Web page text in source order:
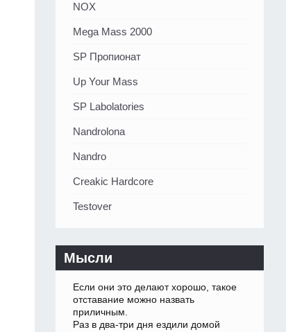
NOX
Mega Mass 2000
SP Пропионат
Up Your Mass
SP Labolatories
Nandrolona
Nandro
Creakic Hardcore
Testover
Мысли
Если они это делают хорошо, такое
отставание можно назвать
приличным.
Раз в два-три дня ездили домой